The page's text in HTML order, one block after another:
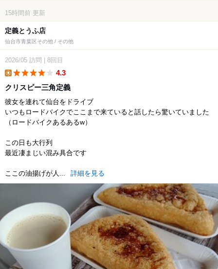
15時間前 更新
定義とうふ店
仙台市青葉区その他 / その他
2026/05 訪問 8回目
4.3
クリスピー三角定義
彼女を連れて仙台をドライブ
いつもロードバイクでここまで来ていると話したら驚いていました
（ロードバイクあるあるw）
この日も大行列
最近凄まじい混み具合です
ここの油揚げが人... 詳細を見る